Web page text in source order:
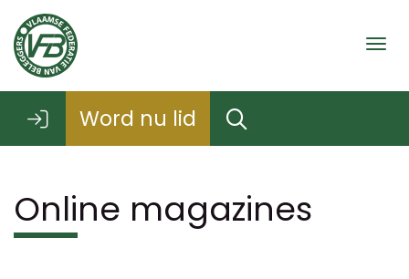
Word nu lid
Online magazines